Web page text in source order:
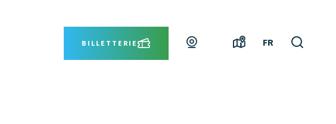
BILLETTERIE Webcams CarteFR